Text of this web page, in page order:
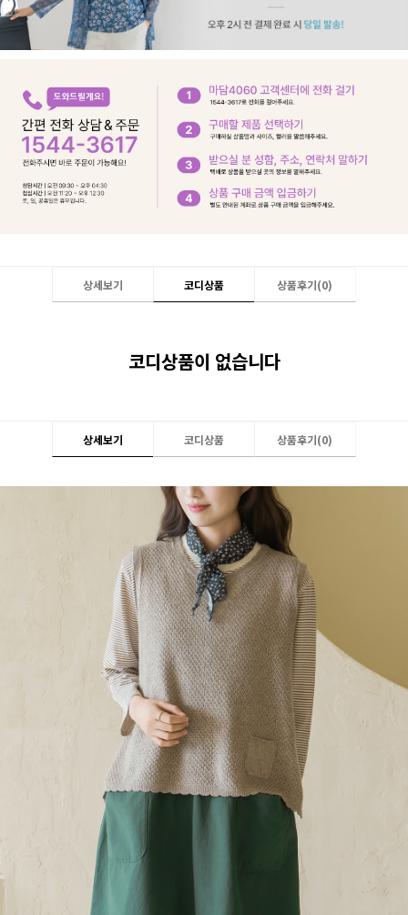
상세보기 코디상품 상품후기(0)
코디상품이 없습니다
상세보기 코디상품 상품후기(0)